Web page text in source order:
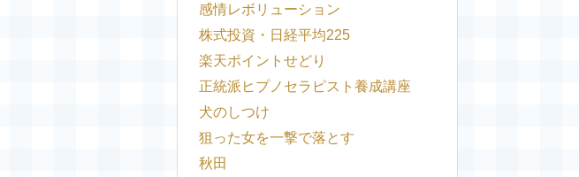
感情レボリューション
株式投資・日経平均225
楽天ポイントせどり
正統派ヒプノセラピスト養成講座
犬のしつけ
狙った女を一撃で落とす
秋田